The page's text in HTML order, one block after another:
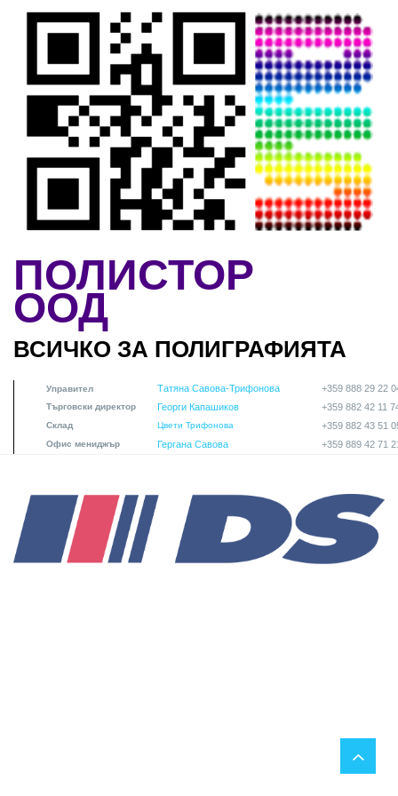
Skip to main content
ПОЛИСТОР
ООД
ВСИЧКО ЗА ПОЛИГРАФИЯТА
Управител Татяна Савова-Трифонова +359 888 29 22
Търговски директор Георги Капашиков +359 882 42 11
Склад Цвети Трифонова +359 882 43 51
Офис мениджър Гергана Савова +359 889 42 71